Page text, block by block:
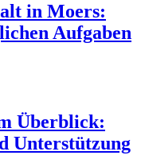
in Moers:
Aufgaben
Überblick:
Unterstützung